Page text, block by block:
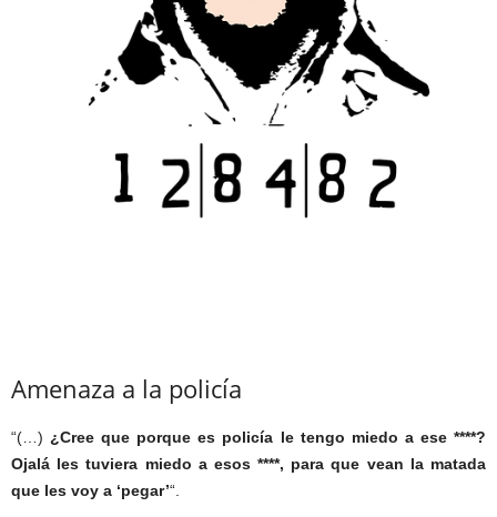
Amenaza a la policía
“(…) ¿Cree que porque es policía le tengo miedo a ese ****?
Ojalá les tuviera miedo a esos ****, para que vean la matada
que les voy a ‘pegar’“.